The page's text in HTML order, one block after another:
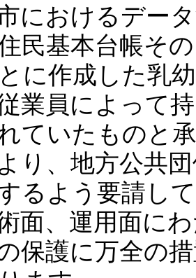
におけるデー
民基本台帳そ
に作成した乳
業員によって
ていたものと
り、地方公共
るよう要請し
面、運用面に
保護に万全の